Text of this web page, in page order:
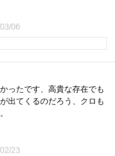
06
ったです、高貴な存在でも
出てくるのだろう、クロも
23